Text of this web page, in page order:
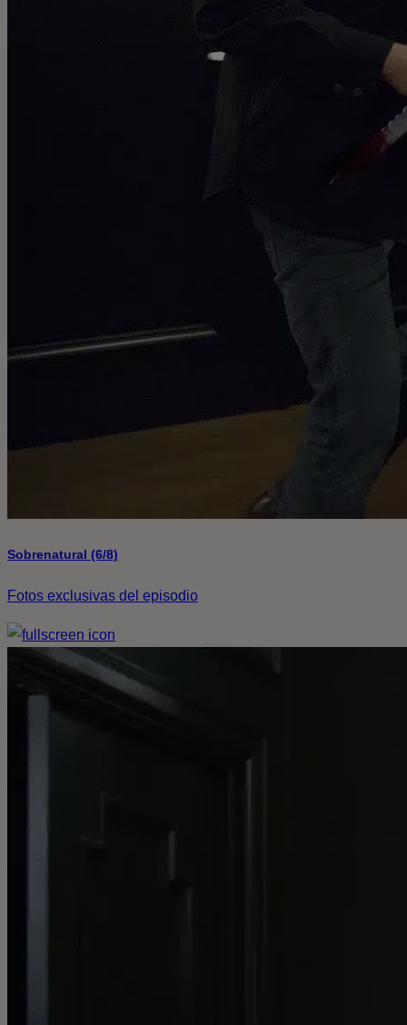
Sobrenatural (6/8)
Fotos exclusivas del episodio